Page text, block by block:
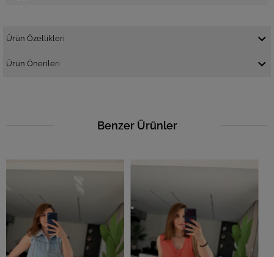
Ürün Özellikleri
Ürün Önerileri
Benzer Ürünler